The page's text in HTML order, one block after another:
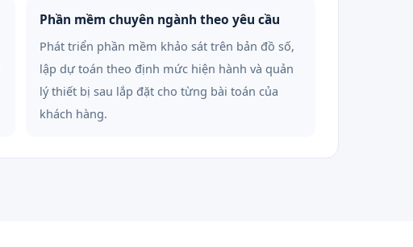
Phần mềm chuyên ngành theo yêu cầu
Phát triển phần mềm khảo sát trên bản đồ số,
lập dự toán theo định mức hiện hành và quản
lý thiết bị sau lắp đặt cho từng bài toán của
khách hàng.